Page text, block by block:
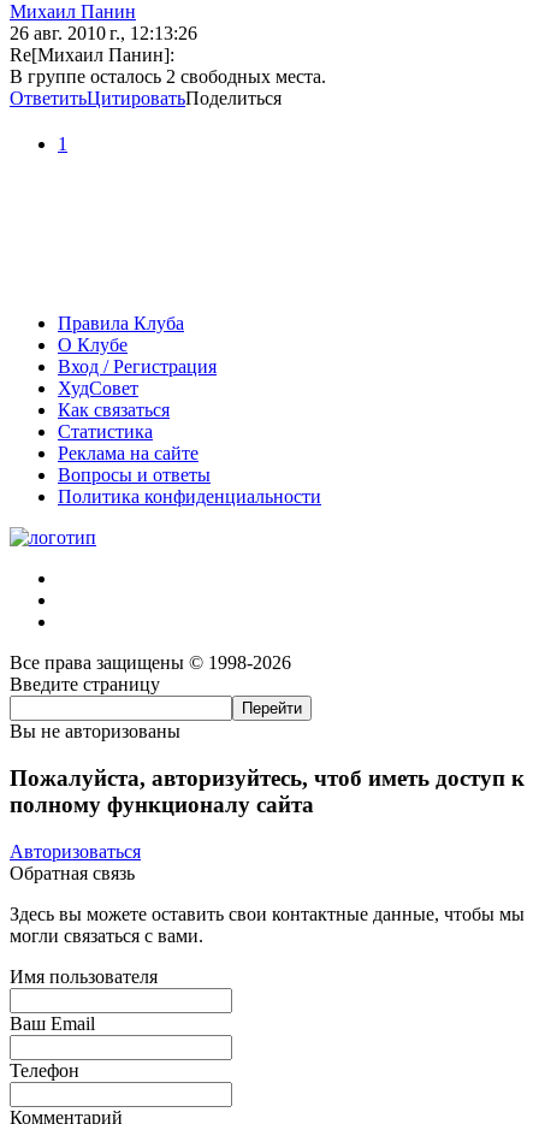
Михаил Панин
26 авг. 2010 г., 12:13:26
Re[Михаил Панин]:
В группе осталось 2 свободных места.
ОтветитьЦитироватьПоделиться
1
Правила Клуба
О Клубе
Вход / Регистрация
ХудСовет
Как связаться
Статистика
Реклама на сайте
Вопросы и ответы
Политика конфиденциальности
Все права защищены © 1998-2026
Введите страницу
Вы не авторизованы
Пожалуйста, авторизуйтесь, чтоб иметь доступ к
полному функционалу сайта
Авторизоваться
Обратная связь
Здесь вы можете оставить свои контактные данные, чтобы мы
могли связаться с вами.
Имя пользователя
Ваш Email
Телефон
Комментарий